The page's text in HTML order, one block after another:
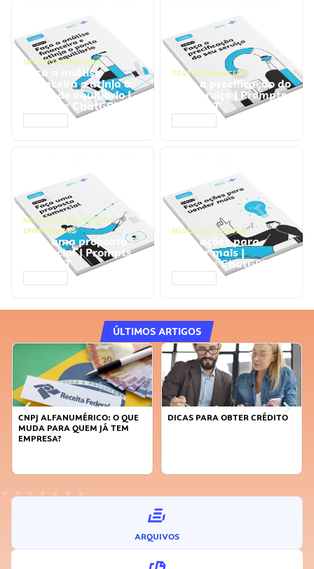
GESTÃO FINANCEIRA
Faça a análise
financeira e atinja o
ponto de equilíbrio |
Prompts ChatGPT
GESTÃO FINANCEIRA
Faça a precificação do
seu serviço | Prompts
ChatGPT
NEGÓCIOS, PROCESSOS
EMPRESARIAIS
Faça uma proposta
comercial | Prompts
ChatGPT
NEGÓCIOS, VENDAS
Faça ações para
vender mais |
Prompts ChatGPT
ÚLTIMOS ARTIGOS
CNPJ ALFANUMÉRICO: O QUE
MUDA PARA QUEM JÁ TEM
EMPRESA?
DICAS PARA OBTER CRÉDITO
ARQUIVOS